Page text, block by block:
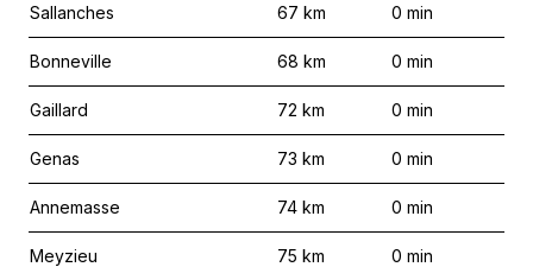
Sallanches 67 km 0 min
Bonneville 68 km 0 min
Gaillard 72 km 0 min
Genas 73 km 0 min
Annemasse 74 km 0 min
Meyzieu 75 km 0 min